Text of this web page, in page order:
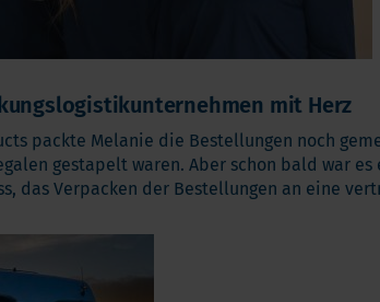
mit Herz
packte Melanie die Bestellungen noch
gestapelt waren. Aber schon bald war
das Verpacken der Bestellungen an eine